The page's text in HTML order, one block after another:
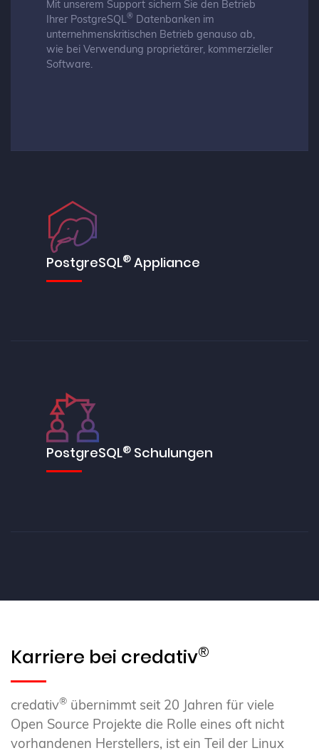
Mit unserem Support sichern Sie den Betrieb
Ihrer PostgreSQL® Datenbanken im
unternehmenskritischen Betrieb genauso ab,
wie bei Verwendung proprietärer, kommerzieller
Software.
PostgreSQL® Appliance
PostgreSQL® Schulungen
Karriere bei credativ®
credativ® übernimmt seit 20 Jahren für viele
Open Source Projekte die Rolle eines oft nicht
vorhandenen Herstellers, ist ein Teil der Linux